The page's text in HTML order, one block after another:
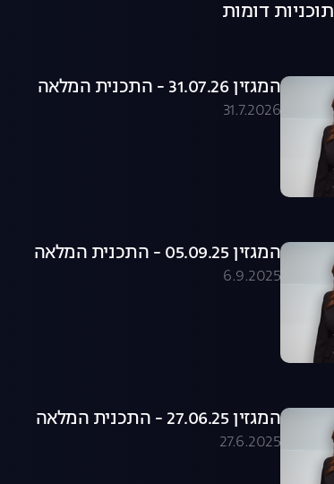
תוכניות דומות
המגזין 31.07.26 - התכנית המלאה
31.7.2026
המגזין 05.09.25 - התכנית המלאה
6.9.2025
המגזין 27.06.25 - התכנית המלאה
27.6.2025